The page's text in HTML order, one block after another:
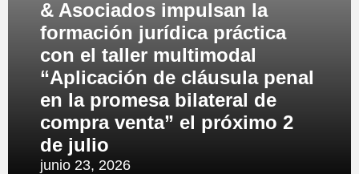
& Asociados impulsan la
formación jurídica práctica
con el taller multimodal
“Aplicación de cláusula penal
en la promesa bilateral de
compra venta” el próximo 2
de julio
junio 23, 2026